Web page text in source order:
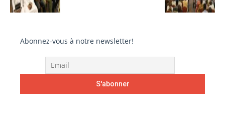
Abonnez-vous à notre newsletter!